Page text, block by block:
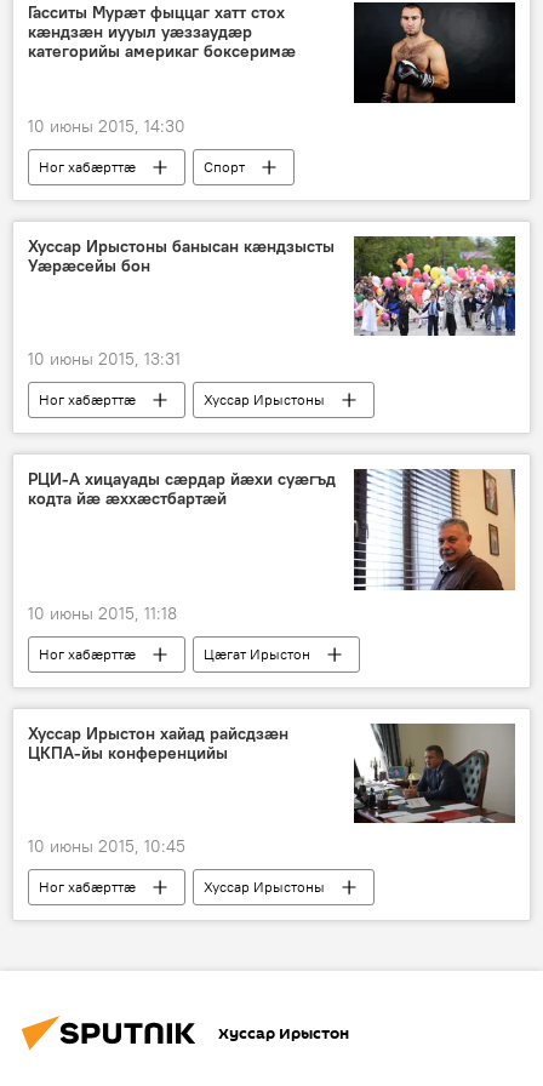
Гасситы Мурӕт фыццаг хатт стох
кӕндзӕн иууыл уӕззаудӕр
категорийы америкаг боксеримӕ
10 июны 2015, 14:30
Ног хабӕрттӕ Спорт
Хуссар Ирыстоны банысан кӕндзысты
Уӕрӕсейы бон
10 июны 2015, 13:31
Ног хабӕрттӕ Хуссар Ирыстоны
РЦИ-А хицауады сӕрдар йӕхи суӕгъд
кодта йӕ ӕххӕстбартӕй
10 июны 2015, 11:18
Ног хабӕрттӕ Цӕгат Ирыстон
Хуссар Ирыстон хайад райсдзӕн
ЦКПА-йы конференцийы
10 июны 2015, 10:45
Ног хабӕрттӕ Хуссар Ирыстоны
Хуссар Ирыстон